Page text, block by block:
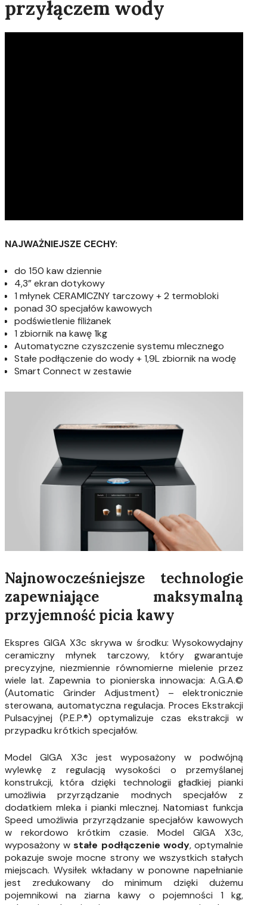
przyłączem wody
NAJWAŻNIEJSZE CECHY:
do 150 kaw dziennie
4,3” ekran dotykowy
1 młynek CERAMICZNY tarczowy + 2 termobloki
ponad 30 specjałów kawowych
podświetlenie filiżanek
1 zbiornik na kawę 1kg
Automatyczne czyszczenie systemu mlecznego
Stałe podłączenie do wody + 1,9L zbiornik na wodę
Smart Connect w zestawie
Najnowocześniejsze technologie
zapewniające maksymalną
przyjemność picia kawy
Ekspres GIGA X3c skrywa w środku: Wysokowydajny
ceramiczny młynek tarczowy, który gwarantuje
precyzyjne, niezmiennie równomierne mielenie przez
wiele lat. Zapewnia to pionierska innowacja: A.G.A.©
(Automatic Grinder Adjustment) – elektronicznie
sterowana, automatyczna regulacja. Proces Ekstrakcji
Pulsacyjnej (P.E.P.®) optymalizuje czas ekstrakcji w
przypadku krótkich specjałów.
Model GIGA X3c jest wyposażony w podwójną
wylewkę z regulacją wysokości o przemyślanej
konstrukcji, która dzięki technologii gładkiej pianki
umożliwia przyrządzanie modnych specjałów z
dodatkiem mleka i pianki mlecznej. Natomiast funkcja
Speed umożliwia przyrządzanie specjałów kawowych
w rekordowo krótkim czasie. Model GIGA X3c,
wyposażony wstałe podłączenie wody, optymalnie
pokazuje swoje mocne strony we wszystkich stałych
miejscach. Wysiłek wkładany w ponowne napełnianie
jest zredukowany do minimum dzięki dużemu
pojemnikowi na ziarna kawy o pojemności 1 kg,